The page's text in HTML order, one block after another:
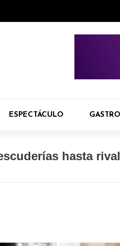
ESPECTÁCULO
hasta